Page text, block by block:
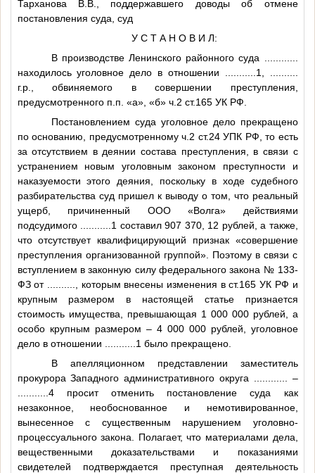
Тарханова В.В., поддержавшего доводы об отмене
постановления суда, суд
У С Т А Н О В И Л:
В производстве Ленинского районного суда
находилось уголовное дело в отношении
...........1
г.р., обвиняемого в совершении преступления,
предусмотренного п.п. «а», «б» ч.2 ст.165 УК РФ.
Постановлением суда уголовное дело прекращено
по основанию, предусмотренному ч.2 ст.24 УПК РФ, то есть
за отсутствием в деянии состава преступления, в связи с
устранением новым уголовным законом преступности и
наказуемости этого деяния, поскольку в ходе судебного
разбирательства суд пришел к выводу о том, что реальный
ущерб, причиненный ООО «Волга» действиями
подсудимого
...........1 составил 907 370, 12 рублей, а также,
что отсутствует квалифицирующий признак «совершение
преступления организованной группой». Поэтому в связи с
вступлением в законную силу федерального закона № 133-
ФЗ от
, которым внесены изменения в ст.165 УК РФ и
крупным размером в настоящей статье признается
стоимость имущества, превышающая 1 000 000 рублей, а
особо крупным размером – 4 000 000 рублей, уголовное
дело в отношении
...........1 было прекращено.
В апелляционном представлении заместитель
прокурора Западного административного округа
–
...........4просит отменить постановление суда как
незаконное, необоснованное и немотивированное,
вынесенное с существенным нарушением уголовно-
процессуального закона. Полагает, что материалами дела,
вещественными доказательствами и показаниями
свидетелей подтверждается преступная деятельность